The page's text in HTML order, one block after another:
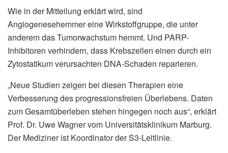
Wie in der Mitteilung erklärt wird, sind
Angiogenesehemmer eine Wirkstoffgruppe, die unter
anderem das Tumorwachstum hemmt. Und PARP-
Inhibitoren verhindern, dass Krebszellen einen durch ein
Zytostatikum verursachten DNA-Schaden reparieren.
„Neue Studien zeigen bei diesen Therapien eine
Verbesserung des progressionsfreien Überlebens. Daten
zum Gesamtüberleben stehen hingegen noch aus“, erklärt
Prof. Dr. Uwe Wagner vom Universitätsklinikum Marburg.
Der Mediziner ist Koordinator der S3-Leitlinie.